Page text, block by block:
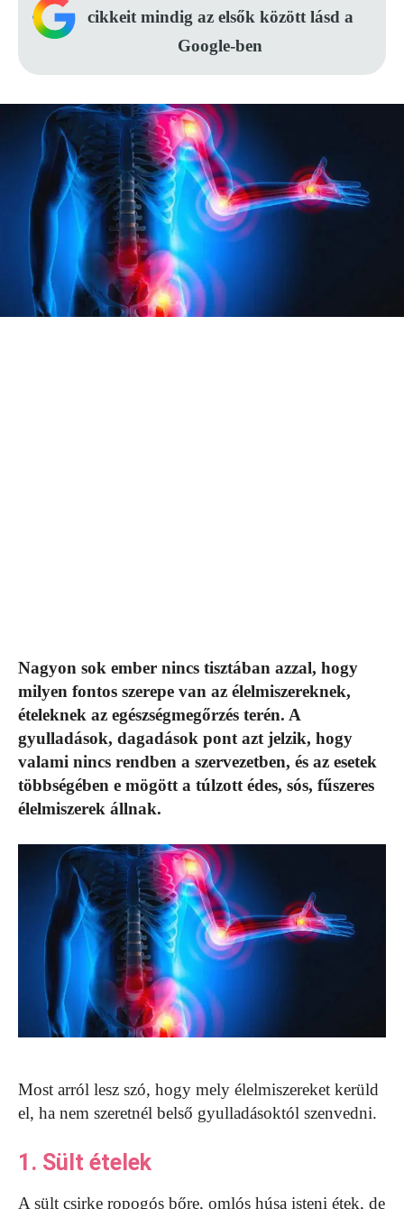
cikkeit mindig az elsők között lásd a
Google-ben
Nagyon sok ember nincs tisztában azzal, hogy
milyen fontos szerepe van az élelmiszereknek,
ételeknek az egészségmegőrzés terén. A
gyulladások, dagadások pont azt jelzik, hogy
valami nincs rendben a szervezetben, és az esetek
többségében e mögött a túlzott édes, sós, fűszeres
élelmiszerek állnak.
Most arról lesz szó, hogy mely élelmiszereket kerüld
el, ha nem szeretnél belső gyulladásoktól szenvedni.
1. Sült ételek
A sült csirke ropogós bőre, omlós húsa isteni étek, de